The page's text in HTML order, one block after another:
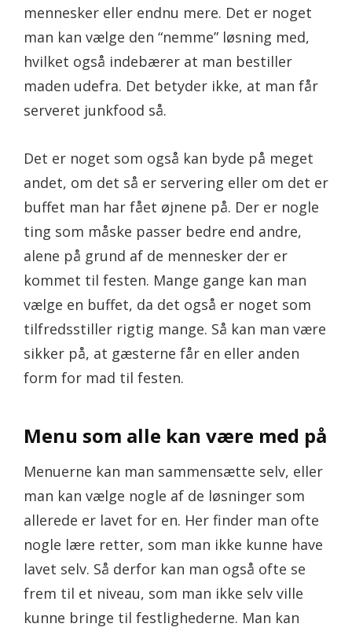
mennesker eller endnu mere. Det er noget
man kan vælge den “nemme” løsning med,
hvilket også indebærer at man bestiller
maden udefra. Det betyder ikke, at man får
serveret junkfood så.
Det er noget som også kan byde på meget
andet, om det så er servering eller om det er
buffet man har fået øjnene på. Der er nogle
ting som måske passer bedre end andre,
alene på grund af de mennesker der er
kommet til festen. Mange gange kan man
vælge en buffet, da det også er noget som
tilfredsstiller rigtig mange. Så kan man være
sikker på, at gæsterne får en eller anden
form for mad til festen.
Menu som alle kan være med på
Menuerne kan man sammensætte selv, eller
man kan vælge nogle af de løsninger som
allerede er lavet for en. Her finder man ofte
nogle lære retter, som man ikke kunne have
lavet selv. Så derfor kan man også ofte se
frem til et niveau, som man ikke selv ville
kunne bringe til festlighederne. Man kan